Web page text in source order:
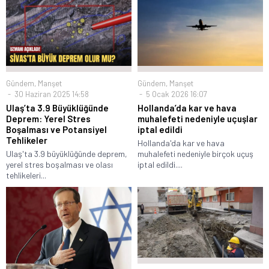
Gündem, Manşet
30 Haziran 2025 14:58
Ulaş’ta 3.9 Büyüklüğünde
Deprem: Yerel Stres
Boşalması ve Potansiyel
Tehlikeler
Ulaş'ta 3.9 büyüklüğünde deprem,
yerel stres boşalması ve olası
tehlikeleri...
Gündem, Manşet
5 Ocak 2026 16:07
Hollanda’da kar ve hava
muhalefeti nedeniyle uçuşlar
iptal edildi
Hollanda'da kar ve hava
muhalefeti nedeniyle birçok uçuş
iptal edildi....